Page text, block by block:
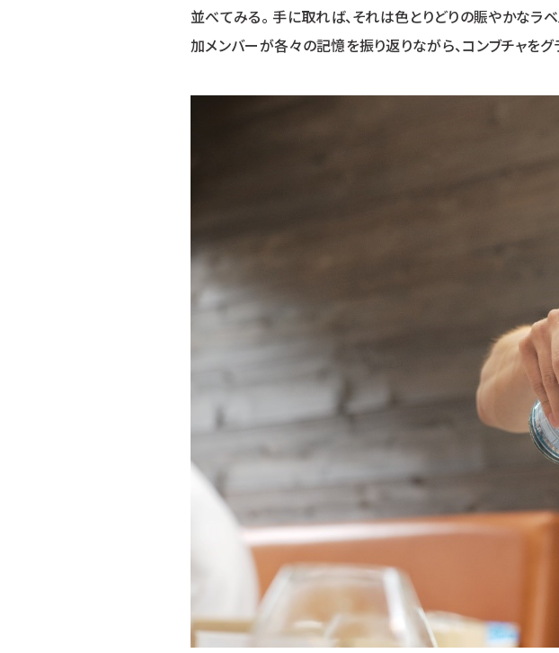
並べてみる。 手に取れば、それは色とりどりの賑やかなラ
加メンバーが各々の記憶を振り返りながら、コンブチャをグ